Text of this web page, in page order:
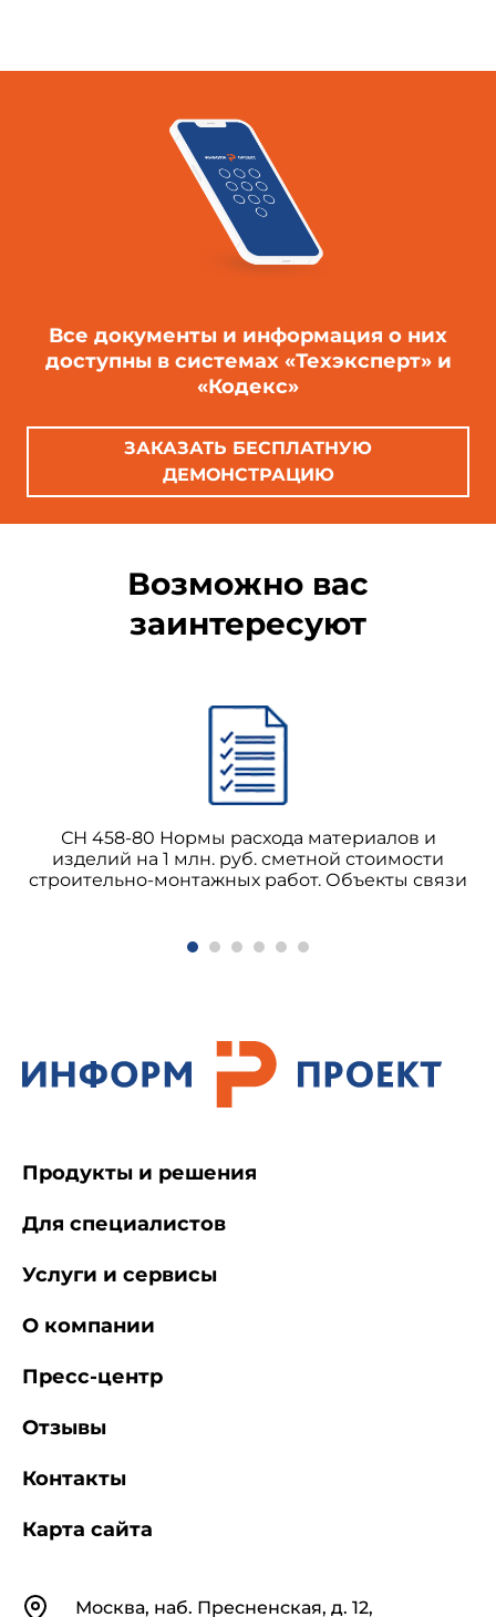
Все документы и информация о них
доступны в системах «Техэксперт» и
«Кодекс»
ЗАКАЗАТЬ БЕСПЛАТНУЮ
ДЕМОНСТРАЦИЮ
Возможно вас
заинтересуют
СН 458-80 Нормы расхода материалов и
изделий на 1 млн. руб. сметной стоимости
строительно-монтажных работ. Объекты связи
КонтактыМосква, наб. Пресненская, д. 12,
Продукты и решения
Для специалистов
Услуги и сервисы
О компании
Пресс-центр
Отзывы
Контакты
Карта сайта